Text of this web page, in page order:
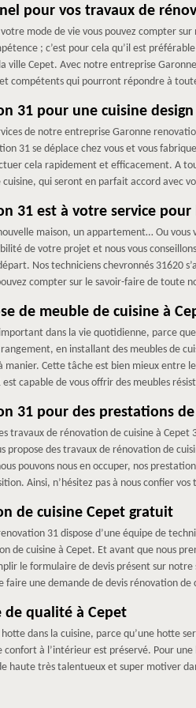
pour vos travaux de
mode de vie vous pouvez compter
; c’est pour cela qu’il est
ville Cepet. Avec notre entreprise
compétents qui pourront répondre à
31 pour une cuisine
de notre entreprise Garonne
31 se déplace chez vous et vous
cela rapidement et efficacement. A
qui seront en parfait accord avec
31 est à votre service
maison, un appartement… Ou
de votre projet et nous vous
Nos techniciens chevronnés 31620
compter sur le savoir-faire de
de meuble de cuisine à
dans la vie quotidienne, parce
en installant des meubles de
Cette tâche est bien mieux entre
capable de vous offrir des meubles
31 pour des prestations
travaux de rénovation de cuisine à
propose des travaux de rénovation de
pouvons nous en occuper, nos
Ainsi, n’hésitez pas à nous confier
de cuisine Cepet gratuit
31 dispose d’une équipe de
de cuisine à Cepet. Et avant que nous
le formulaire de devis présent sur
faire une demande de devis rénovation
de qualité à Cepet
hotte dans la cuisine, parce qu’une hotte
confort à l’intérieur est préservé. Pour
haute très talentueux et super motiver